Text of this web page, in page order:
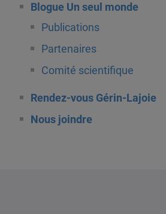
Blogue Un seul monde
Publications
Partenaires
Comité scientifique
Rendez-vous Gérin-Lajoie
Nous joindre